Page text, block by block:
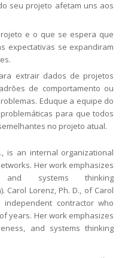
seu projeto afetam uns aos
e o que se espera que
expectativas se expandiram
extrair dados de projetos
de comportamento ou
Eduque a equipe do
para que todos
no projeto atual.
is an internal organizational
Her work emphasizes
and systems thinking
Carol Lorenz, Ph. D., of Carol
contractor who
years. Her work emphasizes
and systems thinking